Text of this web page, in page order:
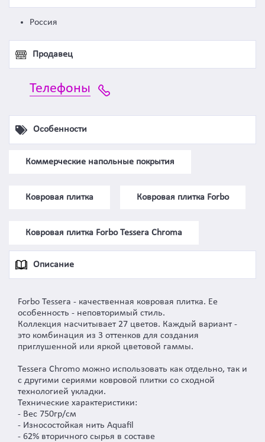
Россия
Продавец
Телефоны
Особенности
Коммерческие напольные покрытия
Ковровая плитка Ковровая плитка Forbo
Ковровая плитка Forbo Tessera Chroma
Описание
Forbo Tessera - качественная ковровая плитка. Ее
особенность - неповторимый стиль.
Коллекция насчитывает 27 цветов. Каждый вариант -
это комбинация из 3 оттенков для создания
приглушенной или яркой цветовой гаммы.
Tessera Chromo можно использовать как отдельно, так и
с другими сериями ковровой плитки со сходной
технологией укладки.
Технические характеристики:
- Вес 750гр/см
- Износостойкая нить Aquafil
- 62% вторичного сырья в составе